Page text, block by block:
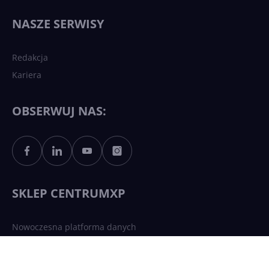
Sztuczna inteligencja po
polsku. Dość barier
NASZE SERWISY
Redakcja
Kariera
OBSERWUJ NAS:
SKLEP CENTRUMXP
Nowoczesna platforma danych